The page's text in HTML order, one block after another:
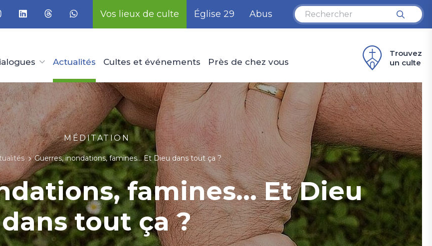
Vos lieux de culte Église 29 Abus
Actualités Cultes et événements Près de chez vous
Trouvez
un culte
MÉDITATION
Guerres, inondations, famines… Et Dieu dans tout ça ?
famines… Et Dieu
dans tout ça ?